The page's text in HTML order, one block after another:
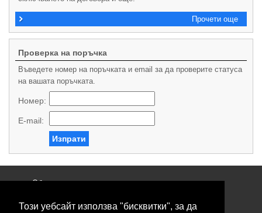
Този уебсайт използва "бисквитки", за да
Прочети още
Проверка на поръчка
Въведете номер на поръчката и email за да проверите статуса
на вашата поръчката.
Номер:
E-mail:
Изпрати
Общи условия
Свържете се с нас